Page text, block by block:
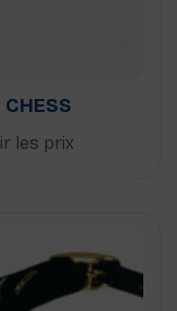
CHESS
les prix